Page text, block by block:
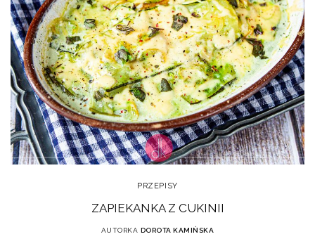
PRZEPISY
ZAPIEKANKA Z CUKINII
AUTORKA DOROTA KAMIŃSKA